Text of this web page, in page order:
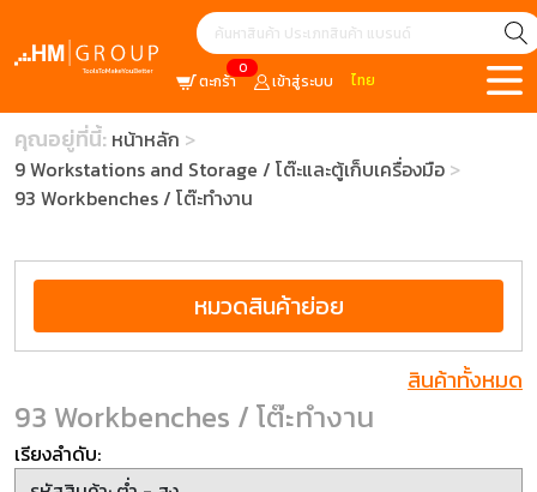
0
ตะกร้า เข้าสู่ระบบ ไทย
คุณอยู่ที่นี้: หน้าหลัก
9 Workstations and Storage / โต๊ะและตู้เก็บเครื่องมือ
93 Workbenches / โต๊ะทำงาน
หมวดสินค้าย่อย
สินค้าทั้งหมด
93 Workbenches / โต๊ะทำงาน
เรียงลำดับ: